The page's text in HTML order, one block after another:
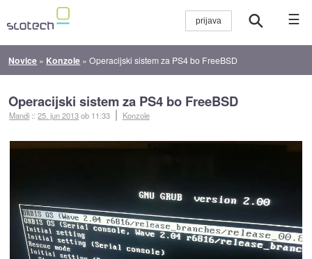
☰
Novice » Konzole »Operacijski sistem za PS4 bo FreeBSD
Operacijski sistem za PS4 bo FreeBSD
Mandi ::25. jun 2013ob 11:33 Konzole